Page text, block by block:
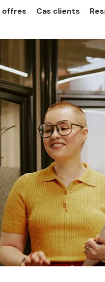
offres Cas clients